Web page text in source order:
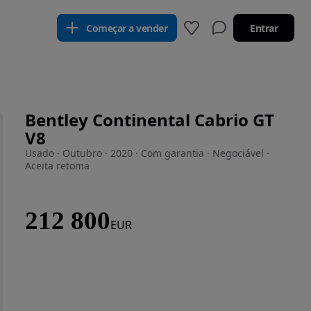
Começar a vender Entrar
Bentley Continental Cabrio GT
V8
Usado · Outubro · 2020 · Com garantia · Negociável ·
Aceita retoma
212 800EUR